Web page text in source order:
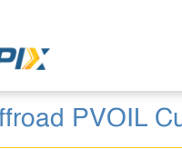
PVOIL